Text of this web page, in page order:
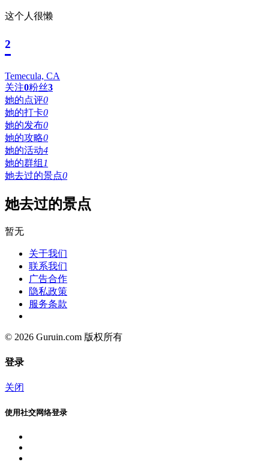
这个人很懒
²
Temecula, CA
关注0粉丝3
她的点评0
她的打卡0
她的发布0
她的攻略0
她的活动4
她的群组 1
她去过的景点0
她去过的景点
暂无
关于我们
联系我们
广告合作
隐私政策
服务条款
© 2026 Guruin.com 版权所有
登录
关闭
使用社交网络登录